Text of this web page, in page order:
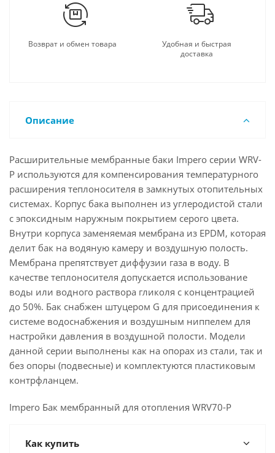
Возврат и обмен товара
Удобная и быстрая
доставка
Описание
Расширительные мембранные баки Impero серии WRV-
P используются для компенсирования температурного
расширения теплоносителя в замкнутых отопительных
системах. Корпус бака выполнен из углеродистой стали
с эпоксидным наружным покрытием серого цвета.
Внутри корпуса заменяемая мембрана из EPDM, которая
делит бак на водяную камеру и воздушную полость.
Мембрана препятствует диффузии газа в воду. В
качестве теплоносителя допускается использование
воды или водного раствора гликоля с концентрацией
до 50%. Бак снабжен штуцером G для присоединения к
системе водоснабжения и воздушным ниппелем для
настройки давления в воздушной полости. Модели
данной серии выполнены как на опорах из стали, так и
без опоры (подвесные) и комплектуются пластиковым
контрфланцем.
Impero Бак мембранный для отопления WRV70-P
Как купить